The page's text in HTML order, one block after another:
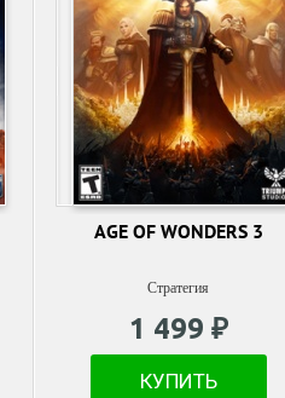
AGE OF WONDERS 3
Стратегия
1 499 ₽
КУПИТЬ